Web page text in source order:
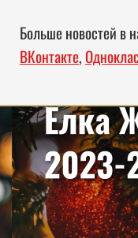
Больше новостей в
ВКонтакте,